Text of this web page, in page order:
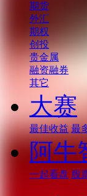
期货
外汇
期权
创投
贵金属
融资融券
其它
大赛
最佳收益 最
阿牛
一起看盘 股